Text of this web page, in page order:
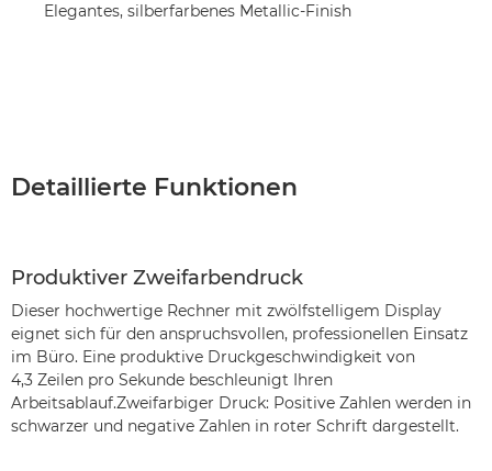
Elegantes, silberfarbenes Metallic-Finish
Detaillierte Funktionen
Produktiver Zweifarbendruck
Dieser hochwertige Rechner mit zwölfstelligem Display
eignet sich für den anspruchsvollen, professionellen Einsatz
im Büro. Eine produktive Druckgeschwindigkeit von
4,3 Zeilen pro Sekunde beschleunigt Ihren
Arbeitsablauf.Zweifarbiger Druck: Positive Zahlen werden in
schwarzer und negative Zahlen in roter Schrift dargestellt.